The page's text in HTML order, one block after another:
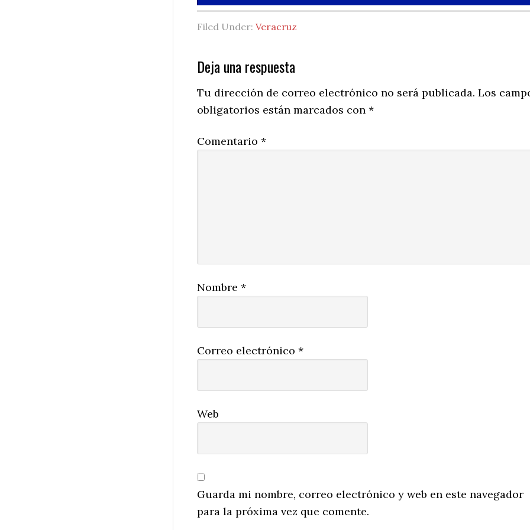
Filed Under: Veracruz
Reader
Interactions
Deja una respuesta
Tu dirección de correo electrónico no será publicada. Los
obligatorios están marcados con *
Comentario *
Nombre *
Correo electrónico *
Web
Guarda mi nombre, correo electrónico y web en este navegador
para la próxima vez que comente.